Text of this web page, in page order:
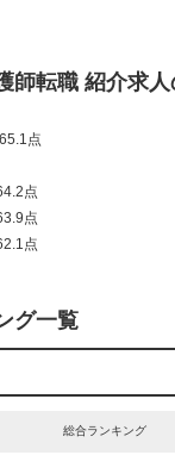
師転職 紹介求
点
点
点
点
グ一覧
総合ランキング